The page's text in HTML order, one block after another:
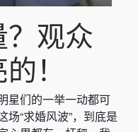
观众
！
星们的一举一动都可
“求婚风波”，到底是